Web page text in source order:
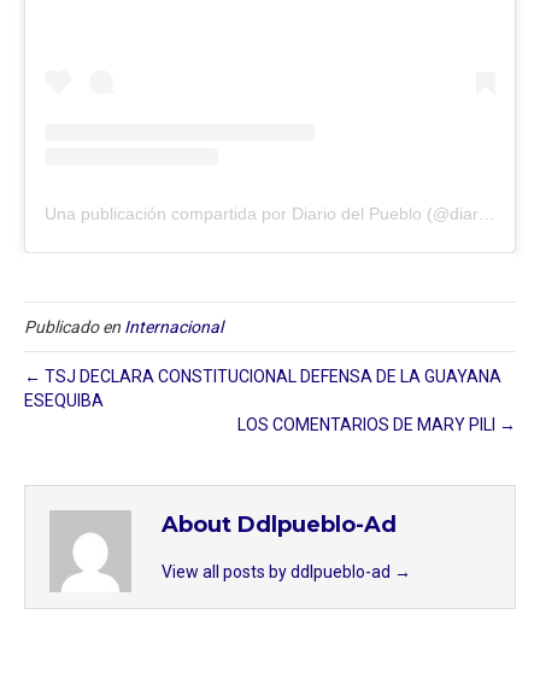
Publicado en Internacional
← TSJ DECLARA CONSTITUCIONAL DEFENSA DE LA GUAYANA
ESEQUIBA
LOS COMENTARIOS DE MARY PILI →
About Ddlpueblo-Ad
View all posts by ddlpueblo-ad →